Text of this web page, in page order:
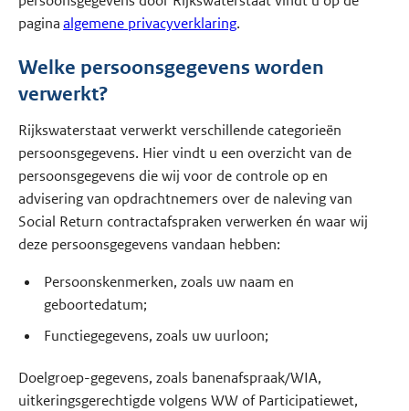
paginaalgemene privacyverklaring.
Welke persoonsgegevens worden
verwerkt?
Rijkswaterstaat verwerkt verschillende categorieën
persoonsgegevens. Hier vindt u een overzicht van de
persoonsgegevens die wij voor de controle op en
advisering van opdrachtnemers over de naleving van
Social Return contractafspraken verwerken én waar wij
deze persoonsgegevens vandaan hebben:
Persoonskenmerken, zoals uw naam en
geboortedatum;
Functiegegevens, zoals uw uurloon;
Doelgroep-gegevens, zoals banenafspraak/WIA,
uitkeringsgerechtigde volgens WW of Participatiewet,